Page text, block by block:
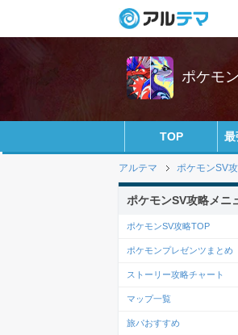
ポケモ
TOP 最
アルテマ ポケモンSV
ポケモンSV攻略メニ
ポケモンSV攻略TOP
ポケモンプレゼンツまとめ
ストーリー攻略チャート
マップ一覧
旅パおすすめ